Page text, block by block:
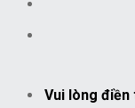
Vui lòng điền